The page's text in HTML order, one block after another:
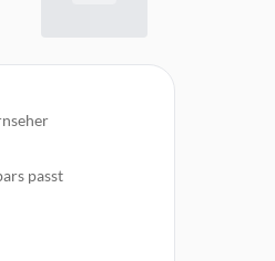
passt